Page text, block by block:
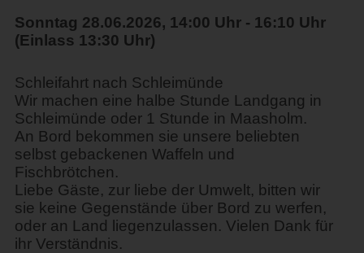
Sonntag 28.06.2026, 14:00 Uhr - 16:10 Uhr
(Einlass 13:30 Uhr)
Schleifahrt nach Schleimünde
Wir machen eine halbe Stunde Landgang in
Schleimünde oder 1 Stunde in Maasholm.
An Bord bekommen sie unsere beliebten
selbst gebackenen Waffeln und
Fischbrötchen.
Liebe Gäste, zur liebe der Umwelt, bitten wir
sie keine Gegenstände über Bord zu werfen,
oder an Land liegenzulassen. Vielen Dank für
ihr Verständnis.